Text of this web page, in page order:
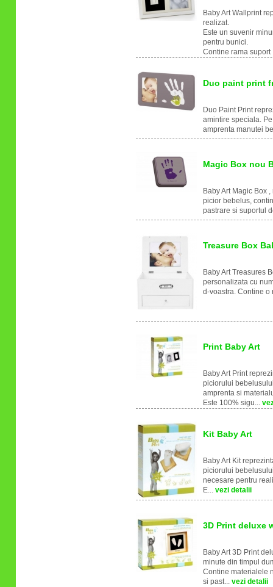
Baby Art Wallprint
realizat.
Este un suvenir
pentru bunici.
Contine rama suport
Duo paint print
Duo Paint Print
amintire speciala.
amprenta manutei
Magic Box nou
Baby Art Magic Box
picior bebelus,
pastrare si suportul
Treasure Box
Baby Art Treasures
personalizata cu
d-voastra. Contine o
Print Baby Art
Baby Art Print
piciorului
amprenta si
Este 100% sigu...
Kit Baby Art
Baby Art Kit
piciorului
necesare pentru
E... vezi detalii
3D Print deluxe
Baby Art 3D Print
minute din timpul
Contine materialele
si past... vezi detalii